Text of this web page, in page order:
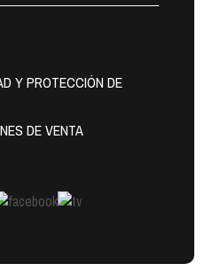
Y PROTECCIÓN DE
DE VENTA